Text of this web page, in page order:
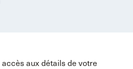
aux détails de votre